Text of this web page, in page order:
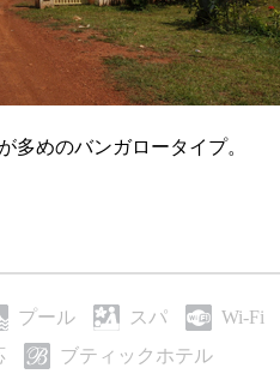
多めのバンガロータイプ。
プール スパ
Wi-Fi
ブティックホテル